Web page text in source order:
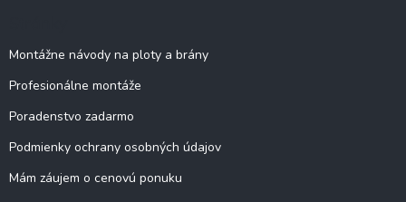
Montážne návody na ploty a brány
Profesionálne montáže
Poradenstvo zadarmo
Podmienky ochrany osobných údajov
Mám záujem o cenovú ponuku